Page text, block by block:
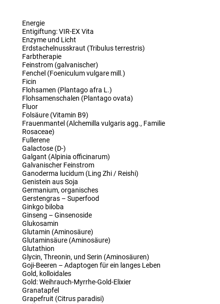
Energie
Entigiftung: VIR-EX Vita
Enzyme und Licht
Erdstachelnusskraut (Tribulus terrestris)
Farbtherapie
Feinstrom (galvanischer)
Fenchel (Foeniculum vulgare mill.)
Ficin
Flohsamen (Plantago afra L.)
Flohsamenschalen (Plantago ovata)
Fluor
Folsäure (Vitamin B9)
Frauenmantel (Alchemilla vulgaris agg., Familie
Rosaceae)
Fullerene
Galactose (D-)
Galgant (Alpinia officinarum)
Galvanischer Feinstrom
Ganoderma lucidum (Ling Zhi / Reishi)
Genistein aus Soja
Germanium, organisches
Gerstengras – Superfood
Ginkgo biloba
Ginseng – Ginsenoside
Glukosamin
Glutamin (Aminosäure)
Glutaminsäure (Aminosäure)
Glutathion
Glycin, Threonin, und Serin (Aminosäuren)
Goji-Beeren – Adaptogen für ein langes Leben
Gold, kolloidales
Gold: Weihrauch-Myrrhe-Gold-Elixier
Granatapfel
Grapefruit (Citrus paradisi)